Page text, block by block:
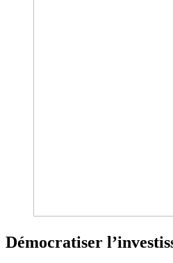
Démocratiser